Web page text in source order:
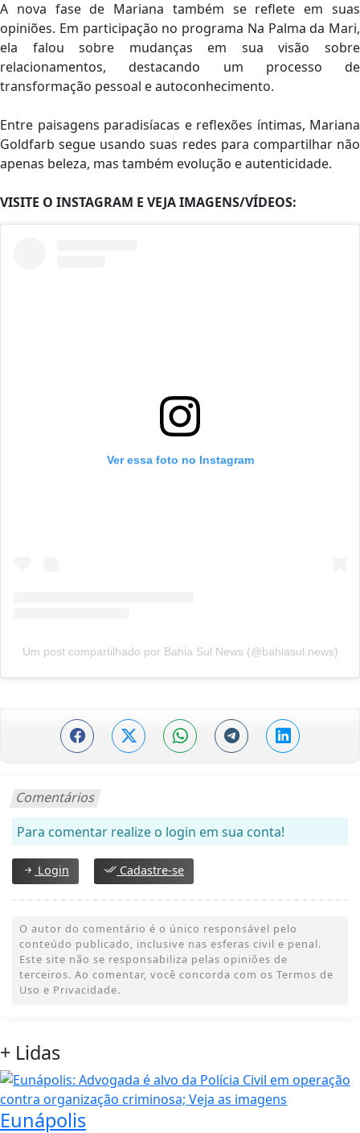
A nova fase de Mariana também se reflete em suas
opiniões. Em participação no programa Na Palma da Mari,
ela falou sobre mudanças em sua visão sobre
relacionamentos, destacando um processo de
transformação pessoal e autoconhecimento.
Entre paisagens paradisíacas e reflexões íntimas, Mariana
Goldfarb segue usando suas redes para compartilhar não
apenas beleza, mas também evolução e autenticidade.
VISITE O INSTAGRAM E VEJA IMAGENS/VÍDEOS:
Ver essa foto no Instagram
Um post compartilhado por Bahia Sul News (@bahiasul.news)
Comentários
Para comentar realize o login em sua conta!
Login Cadastre-se
O autor do comentário é o único responsável pelo
conteúdo publicado, inclusive nas esferas civil e penal.
Este site não se responsabiliza pelas opiniões de
terceiros. Ao comentar, você concorda com os Termos de
Uso e Privacidade.
+ Lidas
Eunápolis